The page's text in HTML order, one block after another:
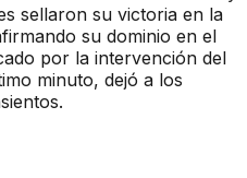
sellaron su victoria en la
su dominio en el
por la intervención del
minuto, dejó a los